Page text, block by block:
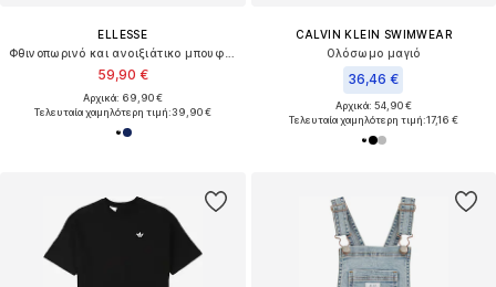
ELLESSE
59,90 €
Αρχικά: 69,90 €
Τελευταία χαμηλότερη τιμή:39,90 €
CALVIN KLEIN SWIMWEAR
Ολόσωμο μαγιό
36,46 €
Αρχικά: 54,90 €
Τελευταία χαμηλότερη τιμή:17,16 €